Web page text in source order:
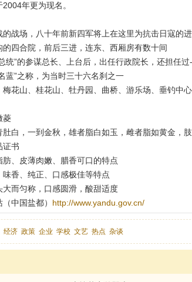
年更为现名。
战场，八十年前新四军将上在这里为抗击日寇的
四合院，前后三进，连东、西厢房有数十间
”的参谋总长、上台后，出任行政院长，还担任过
”之称，为当时三十六名刹之一
花山、桂花山、牡丹园、曲桥、游乐场、垂钓中
菱
白，一到金秋，雄者脂白如玉，雌者脂如黄金，
书
、皮薄肉嫩、腊香可口的特点
香、纯正、口感极佳等特点
而匀称，口感圆滑，酸甜适度
中国盐都） http://www.yandu.gov.cn/
经济 政策 企业 学校 文艺 热点 杂谈